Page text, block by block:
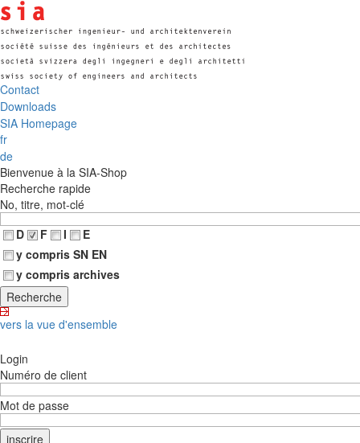
Contact
Downloads
SIA Homepage
fr
de
Bienvenue à la SIA-Shop
Recherche rapide
No, titre, mot-clé
D
F I
E
y compris SN EN
y compris archives
vers la vue d'ensemble
Login
Numéro de client
Mot de passe